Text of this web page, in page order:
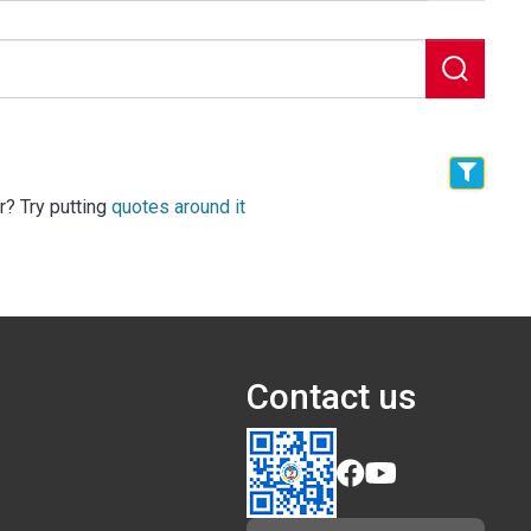
Try putting quotes around it
Contact us